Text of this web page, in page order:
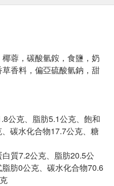
蓉，碳酸氫銨，食鹽，奶
香料，偏亞硫酸氫鈉，甜
公克、脂肪5.1公克、飽和
碳水化合物17.7公克、糖
質7.2公克、脂肪20.5公
肪0公克、碳水化合物70.6